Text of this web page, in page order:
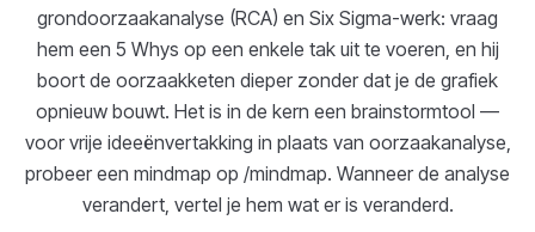
grondoorzaakanalyse (RCA) en Six Sigma-werk: vraag
hem een 5 Whys op een enkele tak uit te voeren, en hij
boort de oorzaakketen dieper zonder dat je de grafiek
opnieuw bouwt. Het is in de kern een brainstormtool —
voor vrije ideeënvertakking in plaats van oorzaakanalyse,
probeer een mindmap op /mindmap. Wanneer de analyse
verandert, vertel je hem wat er is veranderd.